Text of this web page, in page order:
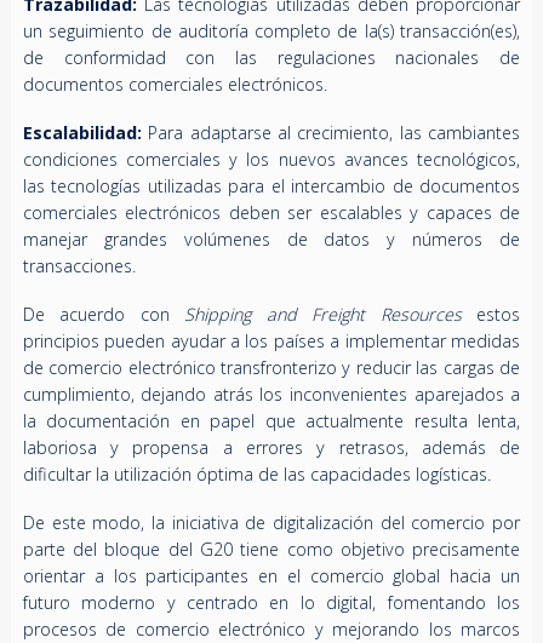
Trazabilidad: Las tecnologías utilizadas deben proporcionar
un seguimiento de auditoría completo de la(s) transacción(es),
de conformidad con las regulaciones nacionales de
documentos comerciales electrónicos.
Escalabilidad: Para adaptarse al crecimiento, las cambiantes
condiciones comerciales y los nuevos avances tecnológicos,
las tecnologías utilizadas para el intercambio de documentos
comerciales electrónicos deben ser escalables y capaces de
manejar grandes volúmenes de datos y números de
transacciones.
De acuerdo con Shipping and Freight Resourcesestos
principios pueden ayudar a los países a implementar medidas
de comercio electrónico transfronterizo y reducir las cargas de
cumplimiento, dejando atrás los inconvenientes aparejados a
la documentación en papel que actualmente resulta lenta,
laboriosa y propensa a errores y retrasos, además de
dificultar la utilización óptima de las capacidades logísticas.
De este modo, la iniciativa de digitalización del comercio por
parte del bloque del G20 tiene como objetivo precisamente
orientar a los participantes en el comercio global hacia un
futuro moderno y centrado en lo digital, fomentando los
procesos de comercio electrónico y mejorando los marcos